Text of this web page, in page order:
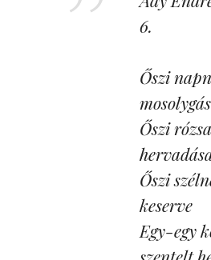
6.
Őszi
Őszi rózsa
Őszi
keserve
Egy-egy